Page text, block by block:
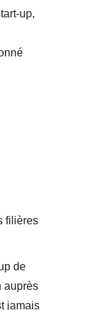
up,
filières
de
auprès
jamais